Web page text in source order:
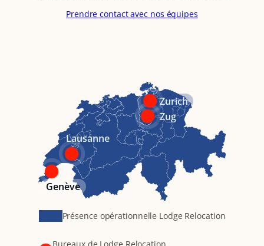
Prendre contact avec nos équipes
Zurich
Zug
Lausanne
Genève
Présence opérationnelle Lodge Relocation